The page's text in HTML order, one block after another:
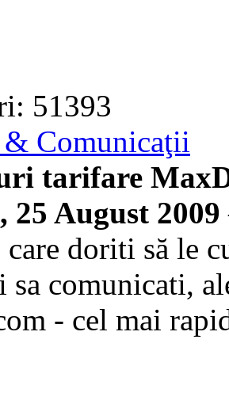
51393
Comunicaţii
tarifare
25 August 2009
doriti să le
sa comunicati,
- cel mai